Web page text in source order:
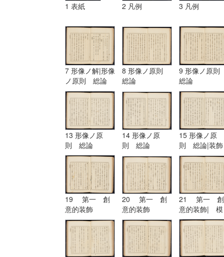
1 表紙 2 凡例 3 凡例
7 形像ノ解|形像
ノ原則 総論
8 形像ノ原則
総論
9 形像ノ原
総論
13 形像ノ原
則 総論
14 形像ノ原
則 総論
15 形像ノ原
則 総論|装飾
ノ原理
19 第一 創
意的装飾
20 第一 創
意的装飾
21 第一 創
意的装飾| 模
擬的装飾